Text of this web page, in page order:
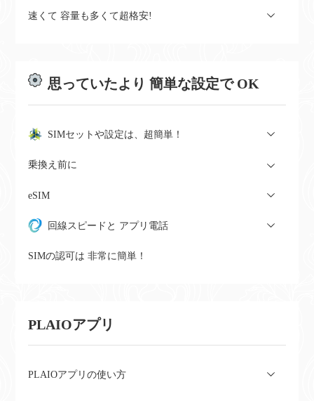
速くて 容量も多くて超格安!
思っていたより 簡単な設定で OK
SIMセットや設定は、超簡単！
乗換え前に
eSIM
回線スピードと アプリ電話
SIMの認可は 非常に簡単！
PLAIOアプリ
PLAIOアプリの使い方